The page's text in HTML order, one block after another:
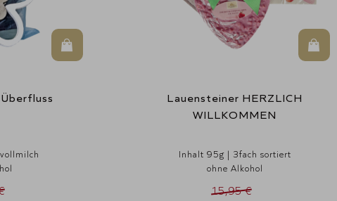
In den Warenkorb
Überfluss
In
Lauensteiner HERZLICH
WILLKOMMEN
Inhalt 95g | 3fach sortiert
ohne Alkohol
15,95 €